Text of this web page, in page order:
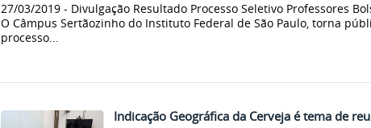
27/03/2019 - Divulgação Resultado Processo Seletivo Professores
O Câmpus Sertãozinho do Instituto Federal de São Paulo, torna
processo...
Indicação Geográfica da Cerveja é tema de